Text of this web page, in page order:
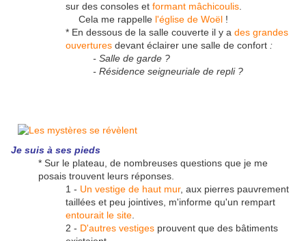
sur des consoles et formant mâchicoulis
Cela me rappelle l'église de Woël!
* En dessous de la salle couverte il y a des grandes
ouvertures devant éclairer une salle de confort :
- Salle de garde ?
- Résidence seigneuriale de repli ?
Je suis à ses pieds
* Sur le plateau, de nombreuses questions que je me
posais trouvent leurs réponses.
1 - Un vestige de haut mur, aux pierres pauvrement
taillées et peu jointives, m'informe qu'un rempart
entourait le site
2 - D'autres vestiges prouvent que des bâtiments